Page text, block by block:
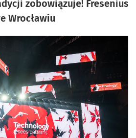
zobowiązuje! Fresenius
Wrocławiu